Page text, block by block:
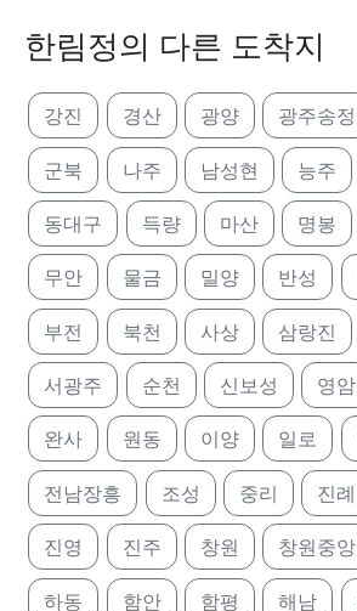
한림정의 다른 도착지
강진 경산 광양 광주송정
군북 나주 남성현 능주
동대구 득량 마산 명봉
무안 물금 밀양 반성
부전 북천 사상 삼랑진
서광주 순천 신보성 영암
완사 원동 이양 일로
전남장흥 조성 중리 진례
진영 진주 창원 창원중앙
하동 함안 함평 해남